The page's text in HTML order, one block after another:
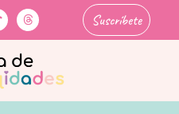
Suscríbete